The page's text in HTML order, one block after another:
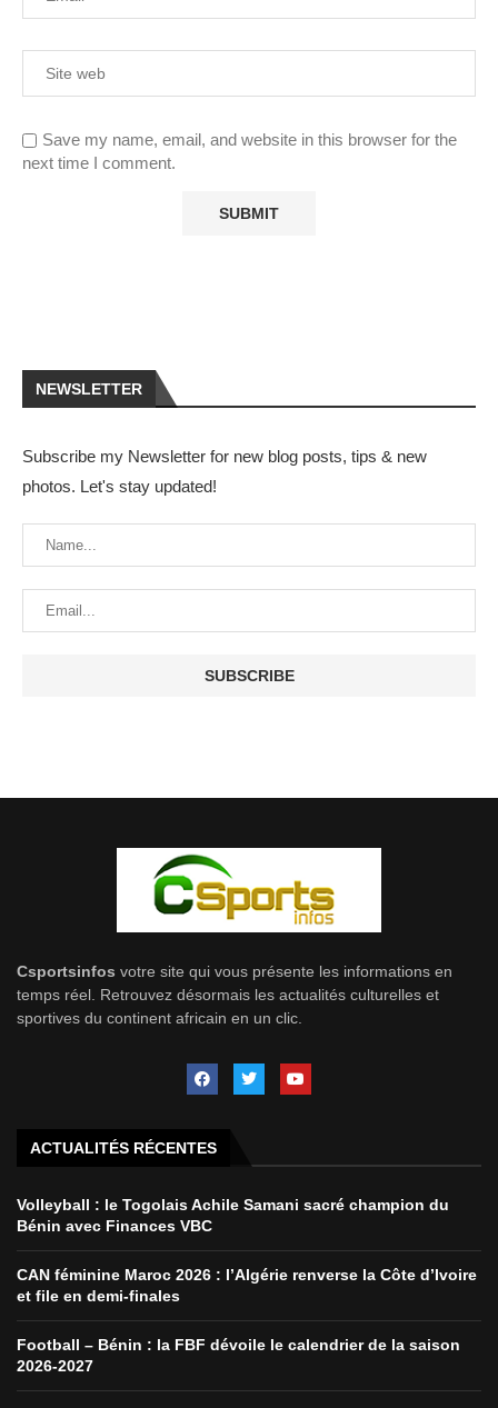
Save my name, email, and website in this browser for the
next time I comment.
NEWSLETTER
Subscribe my Newsletter for new blog posts, tips & new
photos. Let's stay updated!
Csportsinfos votre site qui vous présente les informations en
temps réel. Retrouvez désormais les actualités culturelles et
sportives du continent africain en un clic.
ACTUALITÉS RÉCENTES
Volleyball : le Togolais Achile Samani sacré champion du
Bénin avec Finances VBC
CAN féminine Maroc 2026 : l’Algérie renverse la Côte d’Ivoire
et file en demi-finales
Football – Bénin : la FBF dévoile le calendrier de la saison
2026-2027